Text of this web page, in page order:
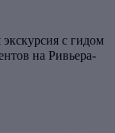
с гидом
на Ривьера-